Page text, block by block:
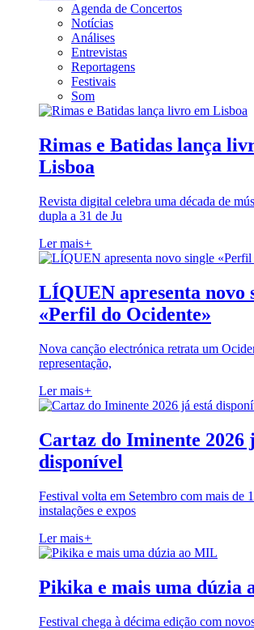
Agenda de Concertos
Notícias
Análises
Entrevistas
Reportagens
Festivais
Som
Rimas e Batidas lança
Lisboa
Revista digital celebra uma década de
dupla a 31 de Ju
Ler mais+
LÍQUEN apresenta novo
«Perfil do Ocidente»
Nova canção electrónica retrata um
representação,
Ler mais+
Cartaz do Iminente 2026
disponível
Festival volta em Setembro com mais de
instalações e expos
Ler mais+
Pikika e mais uma dúzia
Festival chega à décima edição com